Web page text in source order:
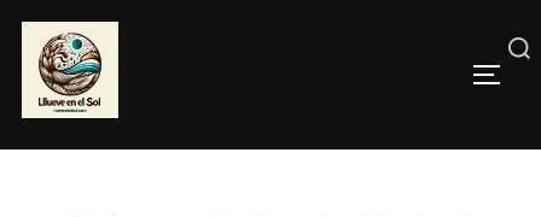
contenido
Buscar: